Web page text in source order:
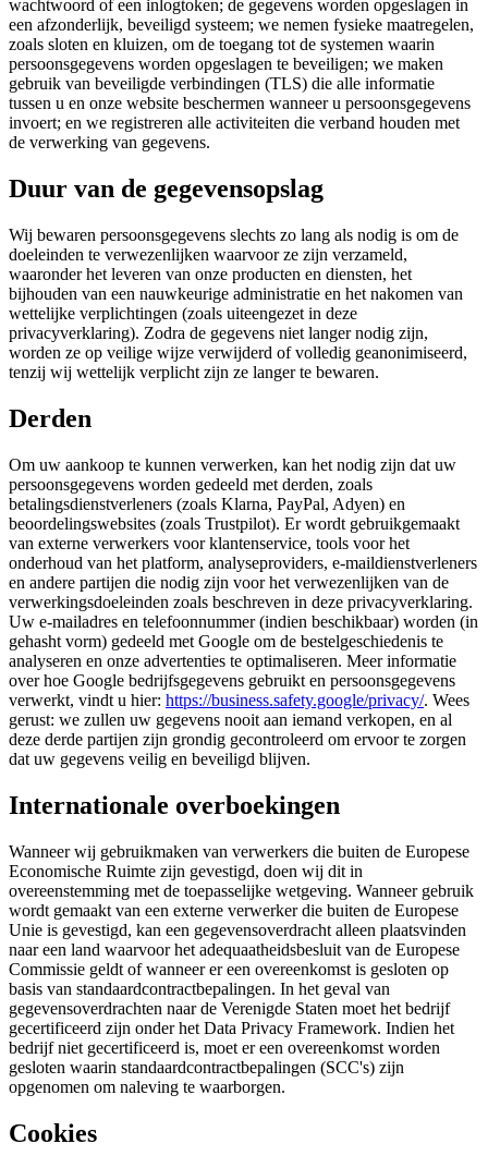
wachtwoord of een inlogtoken; de gegevens worden opgeslagen in
een afzonderlijk, beveiligd systeem; we nemen fysieke maatregelen,
zoals sloten en kluizen, om de toegang tot de systemen waarin
persoonsgegevens worden opgeslagen te beveiligen; we maken
gebruik van beveiligde verbindingen (TLS) die alle informatie
tussen u en onze website beschermen wanneer u persoonsgegevens
invoert; en we registreren alle activiteiten die verband houden met
de verwerking van gegevens.
Duur van de gegevensopslag
Wij bewaren persoonsgegevens slechts zo lang als nodig is om de
doeleinden te verwezenlijken waarvoor ze zijn verzameld,
waaronder het leveren van onze producten en diensten, het
bijhouden van een nauwkeurige administratie en het nakomen van
wettelijke verplichtingen (zoals uiteengezet in deze
privacyverklaring). Zodra de gegevens niet langer nodig zijn,
worden ze op veilige wijze verwijderd of volledig geanonimiseerd,
tenzij wij wettelijk verplicht zijn ze langer te bewaren.
Derden
Om uw aankoop te kunnen verwerken, kan het nodig zijn dat uw
persoonsgegevens worden gedeeld met derden, zoals
betalingsdienstverleners (zoals Klarna, PayPal, Adyen) en
beoordelingswebsites (zoals Trustpilot). Er wordt gebruikgemaakt
van externe verwerkers voor klantenservice, tools voor het
onderhoud van het platform, analyseproviders, e-maildienstverleners
en andere partijen die nodig zijn voor het verwezenlijken van de
verwerkingsdoeleinden zoals beschreven in deze privacyverklaring.
Uw e-mailadres en telefoonnummer (indien beschikbaar) worden (in
gehasht vorm) gedeeld met Google om de bestelgeschiedenis te
analyseren en onze advertenties te optimaliseren. Meer informatie
over hoe Google bedrijfsgegevens gebruikt en persoonsgegevens
verwerkt, vindt u hier: https://business.safety.google/privacy/. Wees
gerust: we zullen uw gegevens nooit aan iemand verkopen, en al
deze derde partijen zijn grondig gecontroleerd om ervoor te zorgen
dat uw gegevens veilig en beveiligd blijven.
Internationale overboekingen
Wanneer wij gebruikmaken van verwerkers die buiten de Europese
Economische Ruimte zijn gevestigd, doen wij dit in
overeenstemming met de toepasselijke wetgeving. Wanneer gebruik
wordt gemaakt van een externe verwerker die buiten de Europese
Unie is gevestigd, kan een gegevensoverdracht alleen plaatsvinden
naar een land waarvoor het adequaatheidsbesluit van de Europese
Commissie geldt of wanneer er een overeenkomst is gesloten op
basis van standaardcontractbepalingen. In het geval van
gegevensoverdrachten naar de Verenigde Staten moet het bedrijf
gecertificeerd zijn onder het Data Privacy Framework. Indien het
bedrijf niet gecertificeerd is, moet er een overeenkomst worden
gesloten waarin standaardcontractbepalingen (SCC's) zijn
opgenomen om naleving te waarborgen.
Cookies